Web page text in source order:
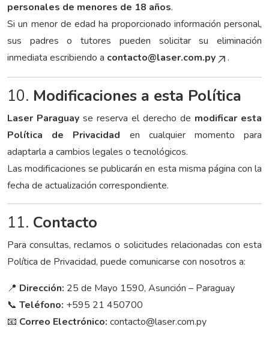
personales de menores de 18 años.
Si un menor de edad ha proporcionado información personal,
sus padres o tutores pueden solicitar su eliminación
inmediata escribiendo a contacto@laser.com.py .
10. Modificaciones a esta Política
Laser Paraguay se reserva el derecho de modificar esta
Política de Privacidad en cualquier momento para
adaptarla a cambios legales o tecnológicos.
Las modificaciones se publicarán en esta misma página con la
fecha de actualización correspondiente.
11. Contacto
Para consultas, reclamos o solicitudes relacionadas con esta
Política de Privacidad, puede comunicarse con nosotros a:
📍 Dirección: 25 de Mayo 1590, Asunción – Paraguay
📞 Teléfono: +595 21 450700
📧 Correo Electrónico: contacto@laser.com.py